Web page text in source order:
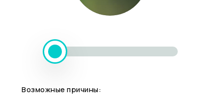
Возможные причины: